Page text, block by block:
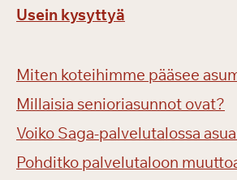
Usein kysyttyä
Miten koteihimme pääsee
Millaisia senioriasunnot ovat?
Voiko Saga-palvelutalossa
Pohditko palvelutaloon